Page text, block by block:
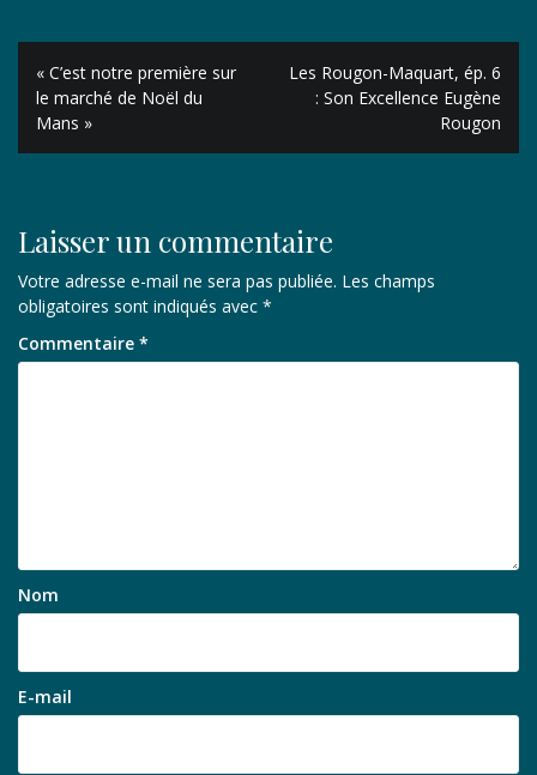
Navigation
de
l’article
« C’est notre première sur
le marché de Noël du
Mans »
Les Rougon-Maquart, ép. 6
: Son Excellence Eugène
Rougon
Laisser un commentaire
Votre adresse e-mail ne sera pas publiée. Les champs
obligatoires sont indiqués avec *
Commentaire *
Nom
E-mail